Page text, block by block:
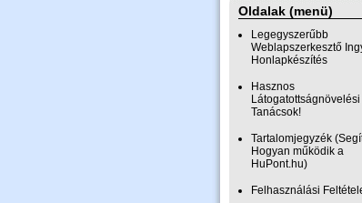
Oldalak (menü)
Legegyszerűbb
Weblapszerkesztő
Honlapkészítés
Hasznos
Látogatottságnövelési
Tanácsok!
Tartalomjegyzék
Hogyan működik a
HuPont.hu)
Felhasználási